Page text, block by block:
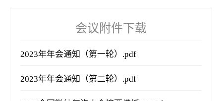
会议附件下载
2023年年会通知（第一轮）.pdf
2023年年会通知（第二轮）.pdf